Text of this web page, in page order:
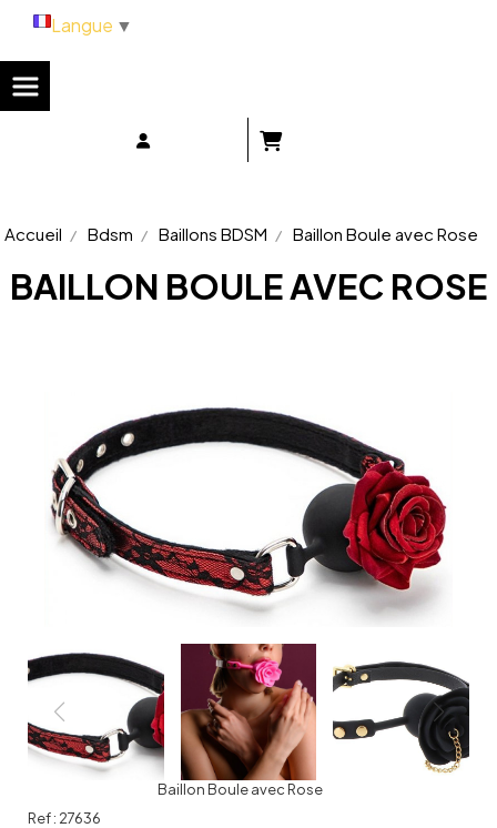
Accueil Bdsm Baillons BDSM Baillon Boule avec Rose
BAILLON BOULE AVEC ROSE
Baillon Boule avec Rose
Ref : 27636
Langue ▼